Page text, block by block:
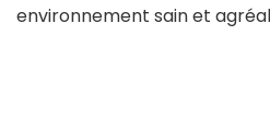
environnement sain et